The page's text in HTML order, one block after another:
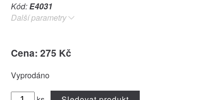
Kód:E4031
Další parametry
Cena: 275 Kč
Vyprodáno